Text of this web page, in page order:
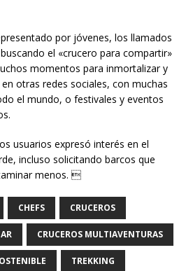
por jóvenes, los llamados
el «crucero para compartir»
momentos para inmortalizar y
otras redes sociales, con muchas
el mundo, o festivales y eventos
usuarios expresó interés en el
incluso solicitando barcos que
menos. 
CHEFS CRUCEROS
CRUCEROS MULTIAVENTURAS
TREKKING